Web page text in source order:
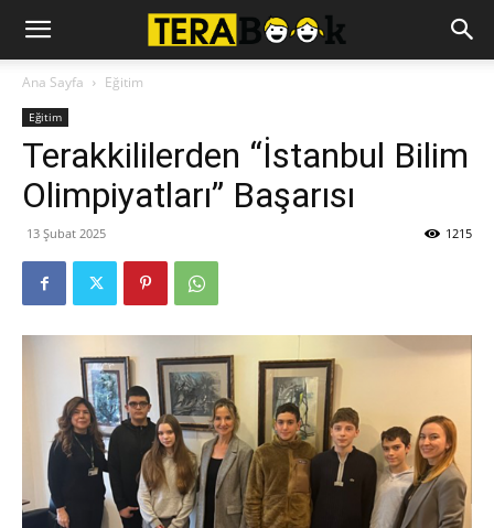
Ana Sayfa Eğitim
Eğitim
Terakkililerden “İstanbul Bilim
Olimpiyatları” Başarısı
13 Şubat 2025 1215